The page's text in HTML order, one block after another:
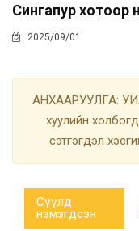
Сингапур хотоор
2025/09/01
АНХААРУУЛГА:
хуулийн
сэтгэгдэл
Сүүлд
нэмэгдсэн